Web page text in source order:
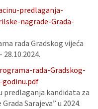
predlaganja-
nagrade-Grada-
rada Gradskog vijeća
28.10.2024.
rada-Gradskog-
godinu.pdf
predlaganja kandidata za
Sarajeva” u 2024.